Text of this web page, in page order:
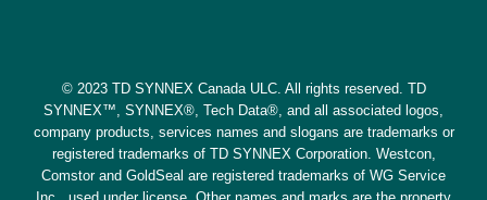
© 2023 TD SYNNEX Canada ULC. All rights reserved. TD
SYNNEX™, SYNNEX®, Tech Data®, and all associated logos,
company products, services names and slogans are trademarks or
registered trademarks of TD SYNNEX Corporation. Westcon,
Comstor and GoldSeal are registered trademarks of WG Service